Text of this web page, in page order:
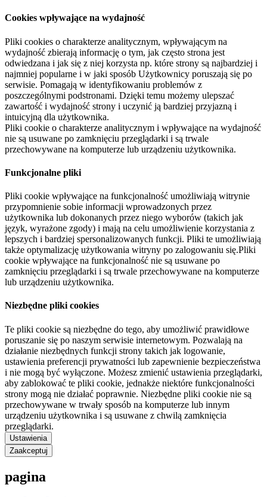
Cookies wpływające na wydajność
Pliki cookies o charakterze analitycznym, wpływającym na
wydajność zbierają informację o tym, jak często strona jest
odwiedzana i jak się z niej korzysta np. które strony są najbardziej i
najmniej popularne i w jaki sposób Użytkownicy poruszają się po
serwisie. Pomagają w identyfikowaniu problemów z
poszczególnymi podstronami. Dzięki temu możemy ulepszać
zawartość i wydajność strony i uczynić ją bardziej przyjazną i
intuicyjną dla użytkownika.
Pliki cookie o charakterze analitycznym i wpływające na wydajność
nie są usuwane po zamknięciu przeglądarki i są trwale
przechowywane na komputerze lub urządzeniu użytkownika.
Funkcjonalne pliki
Pliki cookie wpływające na funkcjonalność umożliwiają witrynie
przypomnienie sobie informacji wprowadzonych przez
użytkownika lub dokonanych przez niego wyborów (takich jak
język, wyrażone zgody) i mają na celu umożliwienie korzystania z
lepszych i bardziej spersonalizowanych funkcji. Pliki te umożliwiają
także optymalizację użytkowania witryny po zalogowaniu się.Pliki
cookie wpływające na funkcjonalność nie są usuwane po
zamknięciu przeglądarki i są trwale przechowywane na komputerze
lub urządzeniu użytkownika.
Niezbędne pliki cookies
Te pliki cookie są niezbędne do tego, aby umożliwić prawidłowe
poruszanie się po naszym serwisie internetowym. Pozwalają na
działanie niezbędnych funkcji strony takich jak logowanie,
ustawienia preferencji prywatności lub zapewnienie bezpieczeństwa
i nie mogą być wyłączone. Możesz zmienić ustawienia przeglądarki,
aby zablokować te pliki cookie, jednakże niektóre funkcjonalności
strony mogą nie działać poprawnie. Niezbędne pliki cookie nie są
przechowywane w trwały sposób na komputerze lub innym
urządzeniu użytkownika i są usuwane z chwilą zamknięcia
przeglądarki.
Ustawienia
Zaakceptuj
pagina